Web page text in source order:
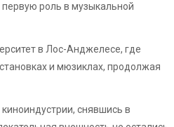
роль в музыкальной
в Лос-Анджелесе, где
и мюзиклах, продолжая
снявшись в